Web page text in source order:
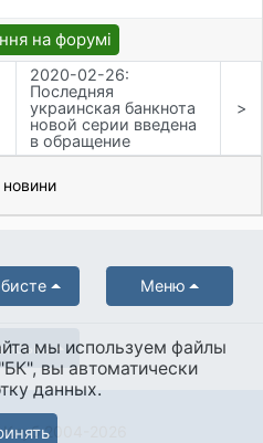
на форумі
2020-02-26:
Последняя
украинская банкнота
новой серии введена
в обращение
>
Меню
Клуб 2004-2026
мы используем файлы
вы автоматически
данных.